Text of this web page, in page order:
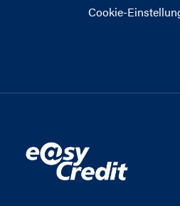
Cookie-